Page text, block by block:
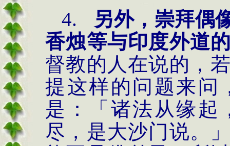
4.
另外，崇拜偶
香烛等与印度外道
督教的人在说的，
提这样的问题来问
是：「诸法从缘起
尽，是大沙门说。